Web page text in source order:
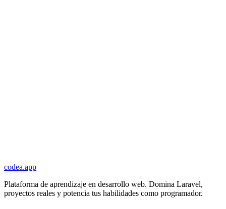
codea.app
Plataforma de aprendizaje en desarrollo web. Domina Laravel,
proyectos reales y potencia tus habilidades como programador.